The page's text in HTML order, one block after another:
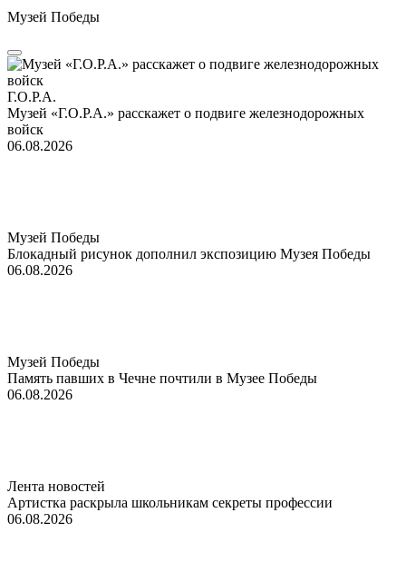
Музей Победы
Г.О.Р.А.
Музей «Г.О.Р.А.» расскажет о подвиге железнодорожных
войск
06.08.2026
Музей Победы
Блокадный рисунок дополнил экспозицию Музея Победы
06.08.2026
Музей Победы
Память павших в Чечне почтили в Музее Победы
06.08.2026
Лента новостей
Артистка раскрыла школьникам секреты профессии
06.08.2026